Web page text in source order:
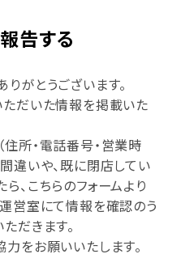
告する
がとうございます。
ただいた情報を掲載いた
所・電話番号・営業時
違いや、既に閉店してい
、こちらのフォームより
営室にて情報を確認のう
だきます。
をお願いいたします。